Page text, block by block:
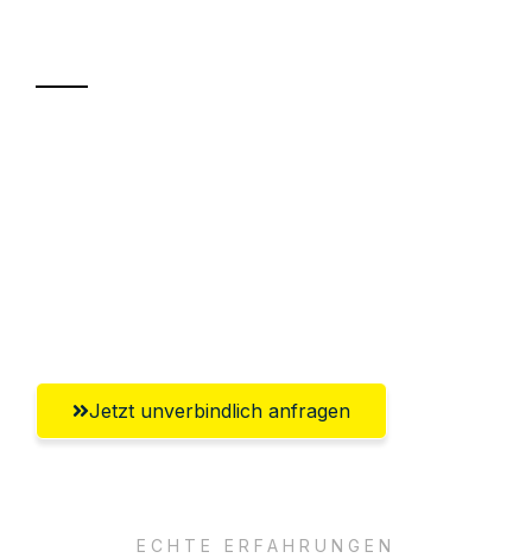
Jetzt unverbindlich anfragen
ECHTE ERFAHRUNGEN